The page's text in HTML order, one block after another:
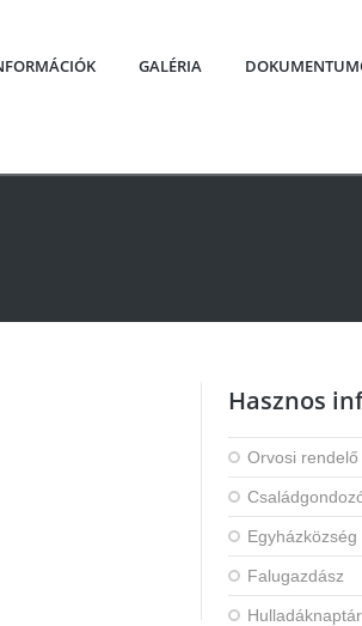
GALÉRIA
Hasznos
Orvosi rendelő
Egyházközség
Falugazdász
Hulladáknaptár